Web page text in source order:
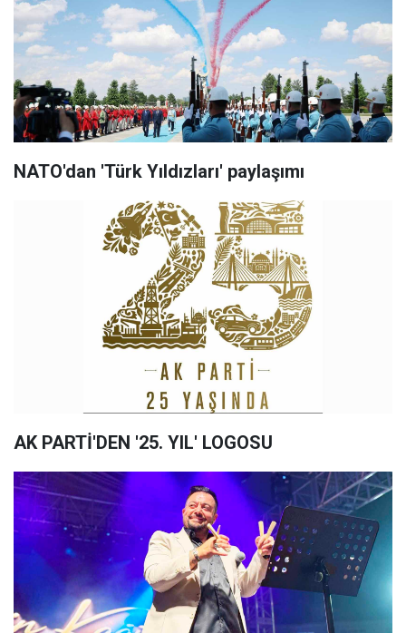
NATO'dan 'Türk Yıldızları' paylaşımı
AK PARTİ'DEN '25. YIL' LOGOSU